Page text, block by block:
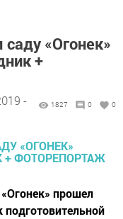
«Огонек»
+
-
1827 0 0
прошел